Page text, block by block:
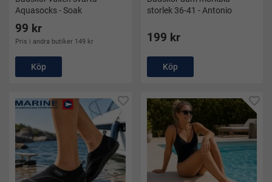
Aquasocks - Soak
99 kr
Pris i andra butiker 149 kr
Köp
storlek 36-41 - Antonio
199 kr
Köp